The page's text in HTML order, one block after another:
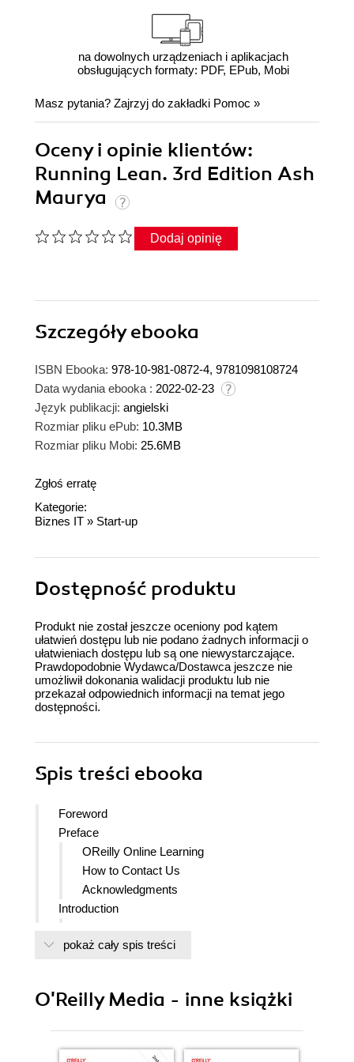
na dowolnych urządzeniach i aplikacjach
obsługujących formaty: PDF, EPub, Mobi
Masz pytania? Zajrzyj do zakładki Pomoc »
Oceny i opinie klientów:
Running Lean. 3rd Edition Ash
Maurya
Dodaj opinię
Szczegółyebooka
ISBN Ebooka: 978-10-981-0872-4, 9781098108724
Data wydania ebooka : 2022-02-23
Język publikacji: angielski
Rozmiar pliku ePub: 10.3MB
Rozmiar pliku Mobi: 25.6MB
Zgłoś erratę
Kategorie:
Biznes IT » Start-up
Dostępność produktu
Produkt nie został jeszcze oceniony pod kątem
ułatwień dostępu lub nie podano żadnych informacji o
ułatwieniach dostępu lub są one niewystarczające.
Prawdopodobnie Wydawca/Dostawca jeszcze nie
umożliwił dokonania walidacji produktu lub nie
przekazał odpowiednich informacji na temat jego
dostępności.
Spis treści ebooka
Foreword
Preface
OReilly Online Learning
How to Contact Us
Acknowledgments
Introduction
One Year Ago
Catch-22
pokaż cały spis treści
O'Reilly Media - inne książki